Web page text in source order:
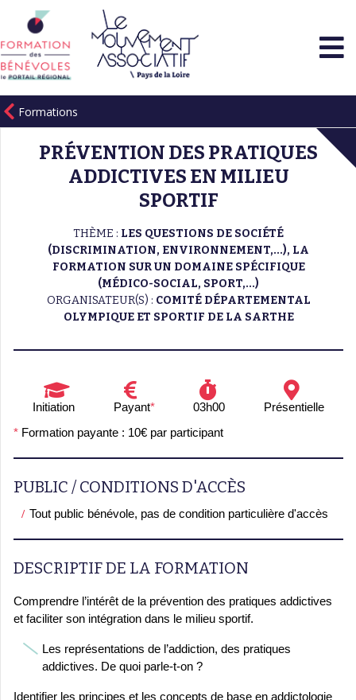
Formations
PRÉVENTION DES PRATIQUES
ADDICTIVES EN MILIEU
SPORTIF
THÈME : LES QUESTIONS DE SOCIÉTÉ
(DISCRIMINATION, ENVIRONNEMENT,...), LA
FORMATION SUR UN DOMAINE SPÉCIFIQUE
(MÉDICO-SOCIAL, SPORT,...)
ORGANISATEUR(S) : COMITÉ DÉPARTEMENTAL
OLYMPIQUE ET SPORTIF DE LA SARTHE
Initiation Payant* 03h00
Présentielle
* Formation payante : 10€ par participant
PUBLIC / CONDITIONS D'ACCÈS
Tout public bénévole, pas de condition particulière d'accès
DESCRIPTIF DE LA FORMATION
Comprendre l’intérêt de la prévention des pratiques addictives
et faciliter son intégration dans le milieu sportif.
Les représentations de l’addiction, des pratiques
addictives. De quoi parle-t-on ?
Identifier les principes et les concepts de base en addictologie